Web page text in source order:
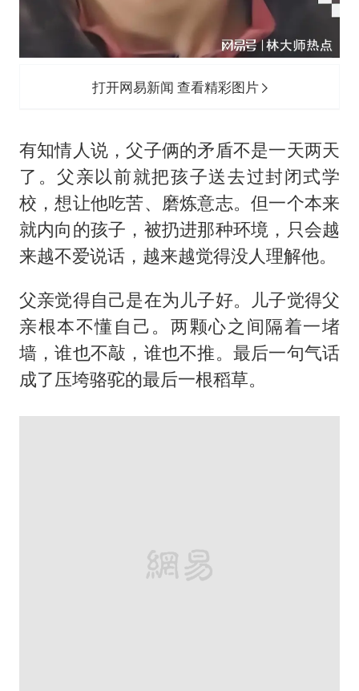
打开网易新闻 查看精彩图片
有知情人说，父子俩的矛盾不是一天两天
了。父亲以前就把孩子送去过封闭式学
校，想让他吃苦、磨炼意志。但一个本来
就内向的孩子，被扔进那种环境，只会越
来越不爱说话，越来越觉得没人理解他。
父亲觉得自己是在为儿子好。儿子觉得父
亲根本不懂自己。两颗心之间隔着一堵
墙，谁也不敲，谁也不推。最后一句气话
成了压垮骆驼的最后一根稻草。